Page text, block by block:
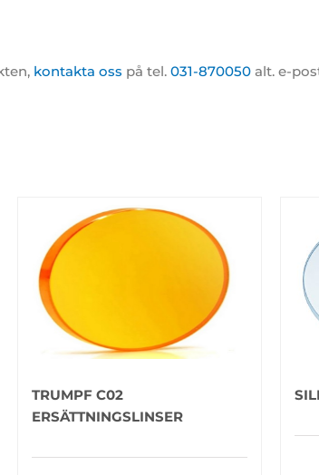
kontakta oss på tel.031-870050 alt. e-
TRUMPF C02
ERSÄTTNINGSLINSER